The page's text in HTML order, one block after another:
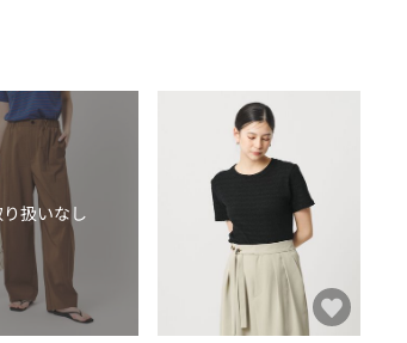
扱いなし